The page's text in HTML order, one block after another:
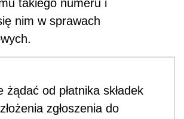
takiego numeru i
nim w sprawach
żądać od płatnika składek
zgłoszenia do